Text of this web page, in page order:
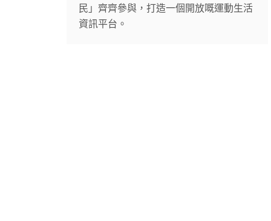
民」齊齊參與，打造一個開放嘅運動生活
資訊平台。